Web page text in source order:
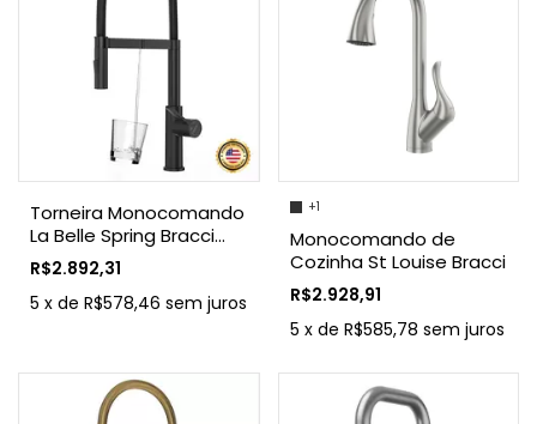
Torneira Monocomando
La Belle Spring Bracci
Preto
R$2.892,31
5 x de R$578,46 sem juros
+1
Monocomando de
Cozinha St Louise Bracci
R$2.928,91
5 x de R$585,78 sem juros